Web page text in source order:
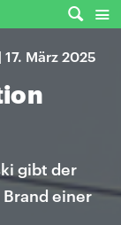
März 2025
gibt der
einer